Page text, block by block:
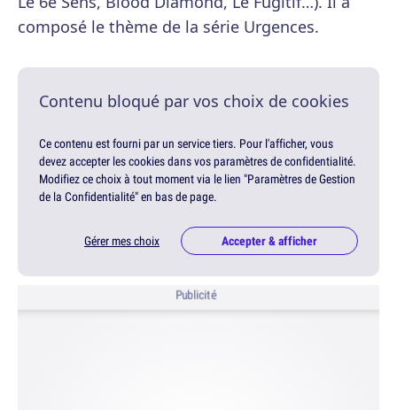
composé le thème de la série Urgences.
Contenu bloqué par vos choix de cookies
Ce contenu est fourni par un service tiers. Pour l'afficher, vous
devez accepter les cookies dans vos paramètres de confidentialité.
Modifiez ce choix à tout moment via le lien "Paramètres de Gestion
de la Confidentialité" en bas de page.
Gérer mes choix Accepter & afficher
Publicité